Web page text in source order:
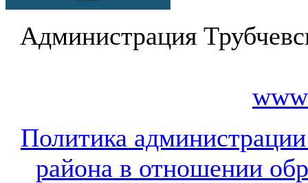
Администрация
Политика
района в отношении